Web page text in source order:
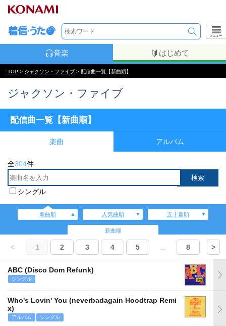
メニュー
音楽 はじめて
TOP > ジャクソン・ファイブ > 配信曲一覧【新曲順】
ジャクソン・ファイブ
配信曲一覧【新曲順】
楽曲 アルバム
全304件
シングル
新曲順 人気曲順 五十音順
新曲順
< 1 2 3 4 5 ... 8 >
ABC (Disco Dom Refunk)
シングル
Who's Lovin' You (neverbadagain Hoodtrap Remi
x)
アルバム シングル